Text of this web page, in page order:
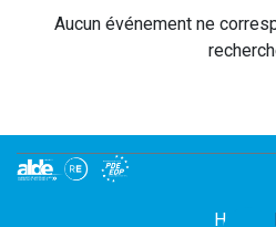
Aucun événement ne
Home